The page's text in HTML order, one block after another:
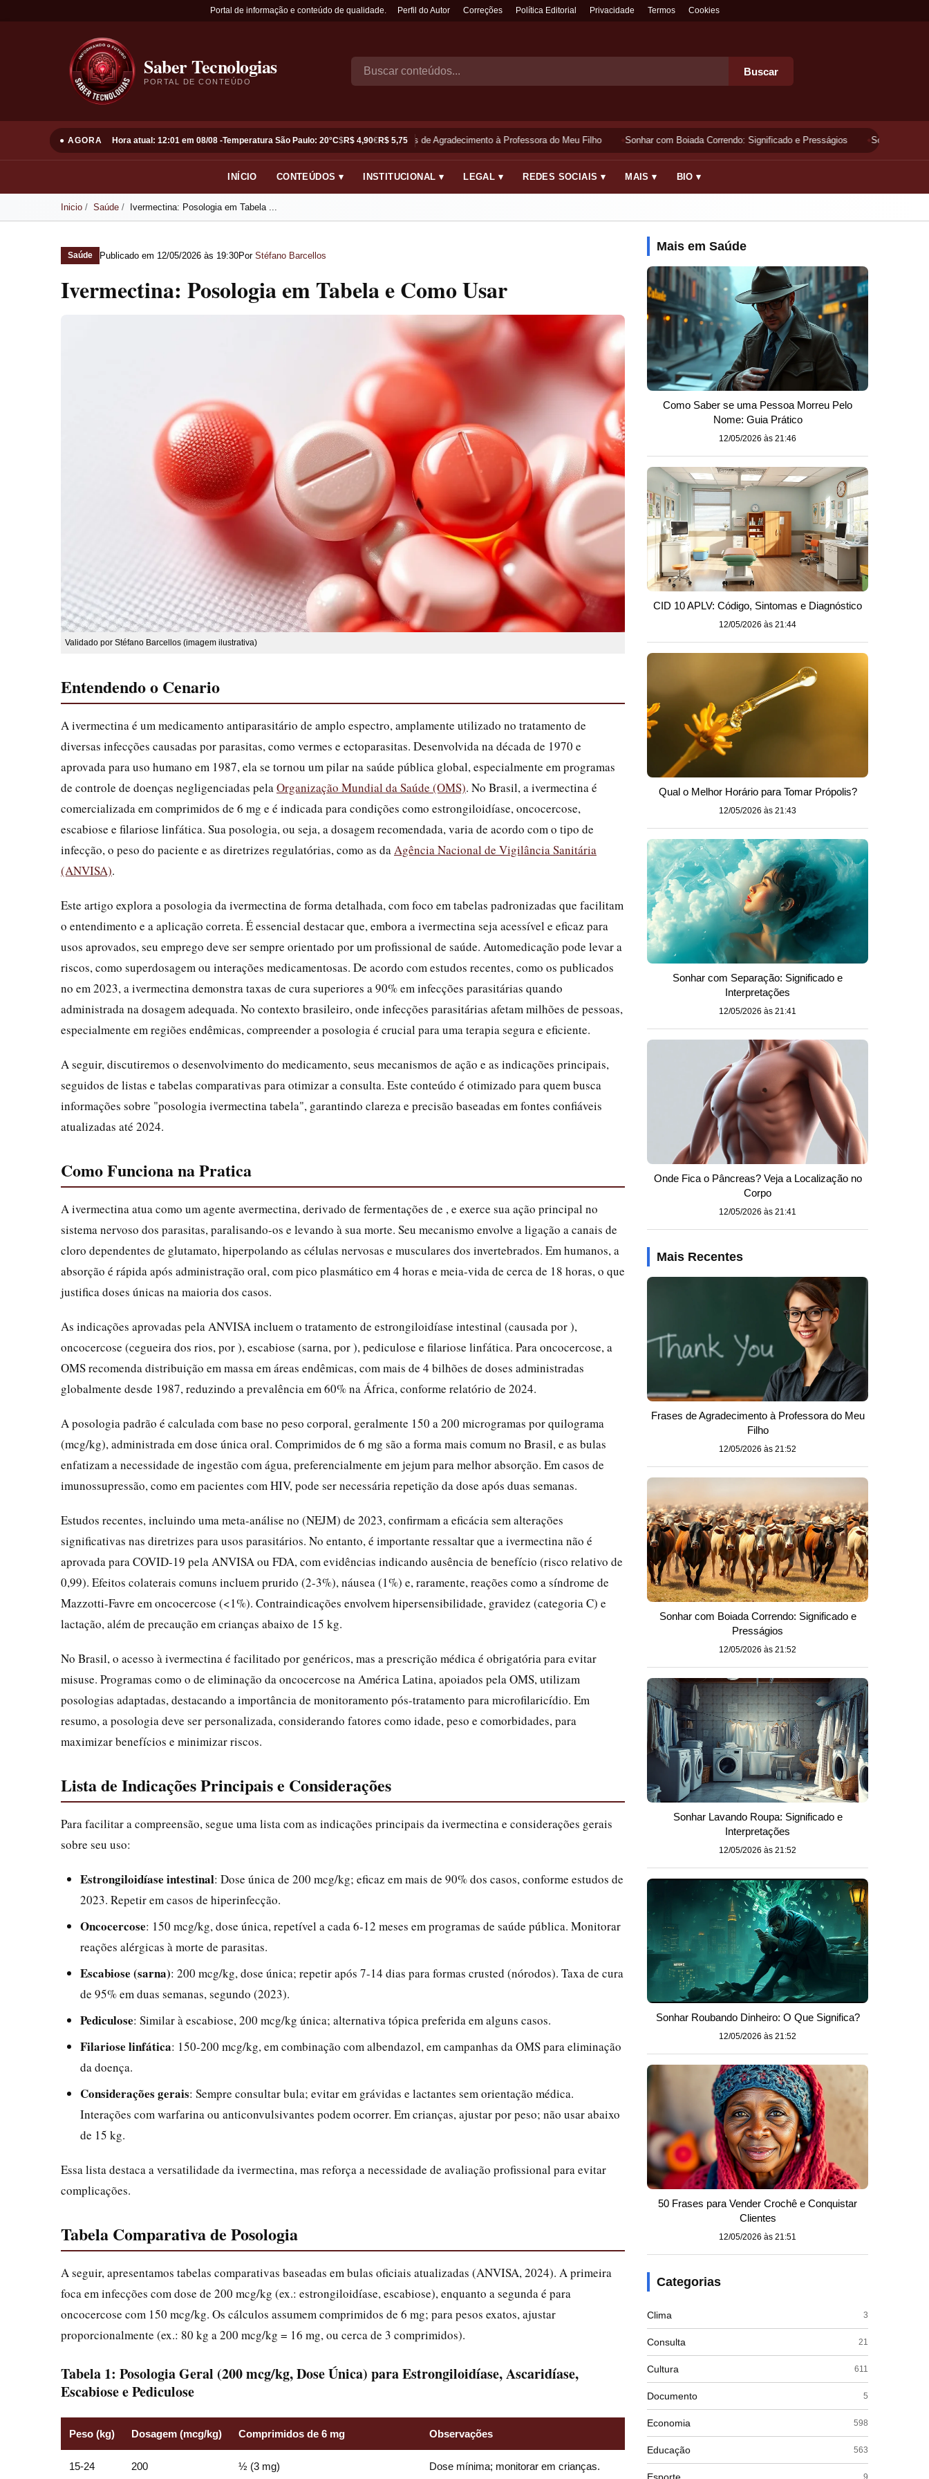
Portal de informação e conteúdo de qualidade. Perfil do Autor Correções Política Editorial Privacidade Termos Cookies
Saber Tecnologias
PORTAL DE CONTEÚDO
Buscar
● AGORA Hora atual: 12:01 em 08/08 -Temperatura São Paulo: 20°C$R$ 4,90€R$ 5,75
Frases de Agradecimento à Professora do Meu Filho Sonhar com Boiada Correndo: Significado e Presságios Sonhar
INÍCIO CONTEÚDOS ▾ INSTITUCIONAL ▾ LEGAL ▾ REDES SOCIAIS ▾ MAIS ▾ BIO ▾
Inicio Saúde Ivermectina: Posologia em Tabela ...
Saúde Publicado em 12/05/2026 às 19:30Por Stéfano Barcellos
Ivermectina: Posologia em Tabela e Como Usar
Validado por Stéfano Barcellos (imagem ilustrativa)
Entendendo o Cenario
A ivermectina é um medicamento antiparasitário de amplo espectro, amplamente utilizado no tratamento de
diversas infecções causadas por parasitas, como vermes e ectoparasitas. Desenvolvida na década de 1970 e
aprovada para uso humano em 1987, ela se tornou um pilar na saúde pública global, especialmente em programas
de controle de doenças negligenciadas pelaOrganização Mundial da Saúde (OMS). No Brasil, a ivermectina é
comercializada em comprimidos de 6 mg e é indicada para condições como estrongiloidíase, oncocercose,
escabiose e filariose linfática. Sua posologia, ou seja, a dosagem recomendada, varia de acordo com o tipo de
infecção, o peso do paciente e as diretrizes regulatórias, como as daAgência Nacional de Vigilância Sanitária
(ANVISA).
Este artigo explora a posologia da ivermectina de forma detalhada, com foco em tabelas padronizadas que facilitam
o entendimento e a aplicação correta. É essencial destacar que, embora a ivermectina seja acessível e eficaz para
usos aprovados, seu emprego deve ser sempre orientado por um profissional de saúde. Automedicação pode levar a
riscos, como superdosagem ou interações medicamentosas. De acordo com estudos recentes, como os publicados
no em 2023, a ivermectina demonstra taxas de cura superiores a 90% em infecções parasitárias quando
administrada na dosagem adequada. No contexto brasileiro, onde infecções parasitárias afetam milhões de pessoas,
especialmente em regiões endêmicas, compreender a posologia é crucial para uma terapia segura e eficiente.
A seguir, discutiremos o desenvolvimento do medicamento, seus mecanismos de ação e as indicações principais,
seguidos de listas e tabelas comparativas para otimizar a consulta. Este conteúdo é otimizado para quem busca
informações sobre "posologia ivermectina tabela", garantindo clareza e precisão baseadas em fontes confiáveis
atualizadas até 2024.
Como Funciona na Pratica
A ivermectina atua como um agente avermectina, derivado de fermentações de , e exerce sua ação principal no
sistema nervoso dos parasitas, paralisando-os e levando à sua morte. Seu mecanismo envolve a ligação a canais de
cloro dependentes de glutamato, hiperpolando as células nervosas e musculares dos invertebrados. Em humanos, a
absorção é rápida após administração oral, com pico plasmático em 4 horas e meia-vida de cerca de 18 horas, o que
justifica doses únicas na maioria dos casos.
As indicações aprovadas pela ANVISA incluem o tratamento de estrongiloidíase intestinal (causada por ),
oncocercose (cegueira dos rios, por ), escabiose (sarna, por ), pediculose e filariose linfática. Para oncocercose, a
OMS recomenda distribuição em massa em áreas endêmicas, com mais de 4 bilhões de doses administradas
globalmente desde 1987, reduzindo a prevalência em 60% na África, conforme relatório de 2024.
A posologia padrão é calculada com base no peso corporal, geralmente 150 a 200 microgramas por quilograma
(mcg/kg), administrada em dose única oral. Comprimidos de 6 mg são a forma mais comum no Brasil, e as bulas
enfatizam a necessidade de ingestão com água, preferencialmente em jejum para melhor absorção. Em casos de
imunossupressão, como em pacientes com HIV, pode ser necessária repetição da dose após duas semanas.
Estudos recentes, incluindo uma meta-análise no (NEJM) de 2023, confirmam a eficácia sem alterações
significativas nas diretrizes para usos parasitários. No entanto, é importante ressaltar que a ivermectina não é
aprovada para COVID-19 pela ANVISA ou FDA, com evidências indicando ausência de benefício (risco relativo de
0,99). Efeitos colaterais comuns incluem prurido (2-3%), náusea (1%) e, raramente, reações como a síndrome de
Mazzotti-Favre em oncocercose (<1%). Contraindicações envolvem hipersensibilidade, gravidez (categoria C) e
lactação, além de precaução em crianças abaixo de 15 kg.
No Brasil, o acesso à ivermectina é facilitado por genéricos, mas a prescrição médica é obrigatória para evitar
misuse. Programas como o de eliminação da oncocercose na América Latina, apoiados pela OMS, utilizam
posologias adaptadas, destacando a importância de monitoramento pós-tratamento para microfilaricídio. Em
resumo, a posologia deve ser personalizada, considerando fatores como idade, peso e comorbidades, para
maximizar benefícios e minimizar riscos.
Lista de Indicações Principais e Considerações
Para facilitar a compreensão, segue uma lista com as indicações principais da ivermectina e considerações gerais
sobre seu uso:
Estrongiloidíase intestinal: Dose única de 200 mcg/kg; eficaz em mais de 90% dos casos, conforme estudos de
2023. Repetir em casos de hiperinfecção.
Oncocercose: 150 mcg/kg, dose única, repetível a cada 6-12 meses em programas de saúde pública. Monitorar
reações alérgicas à morte de parasitas.
Escabiose (sarna): 200 mcg/kg, dose única; repetir após 7-14 dias para formas crusted (nórodos). Taxa de cura
de 95% em duas semanas, segundo (2023).
Pediculose: Similar à escabiose, 200 mcg/kg única; alternativa tópica preferida em alguns casos.
Filariose linfática: 150-200 mcg/kg, em combinação com albendazol, em campanhas da OMS para eliminação
da doença.
Considerações gerais: Sempre consultar bula; evitar em grávidas e lactantes sem orientação médica.
Interações com warfarina ou anticonvulsivantes podem ocorrer. Em crianças, ajustar por peso; não usar abaixo
de 15 kg.
Essa lista destaca a versatilidade da ivermectina, mas reforça a necessidade de avaliação profissional para evitar
complicações.
Tabela Comparativa de Posologia
A seguir, apresentamos tabelas comparativas baseadas em bulas oficiais atualizadas (ANVISA, 2024). A primeira
foca em infecções com dose de 200 mcg/kg (ex.: estrongiloidíase, escabiose), enquanto a segunda é para
oncocercose com 150 mcg/kg. Os cálculos assumem comprimidos de 6 mg; para pesos exatos, ajustar
proporcionalmente (ex.: 80 kg a 200 mcg/kg = 16 mg, ou cerca de 3 comprimidos).
Tabela 1: Posologia Geral (200 mcg/kg, Dose Única) para Estrongiloidíase, Ascaridíase,
Escabiose e Pediculose
Peso (kg) Dosagem (mcg/kg) Comprimidos de 6 mg Observações
15-24 200 ½ (3 mg) Dose mínima; monitorar em crianças.
Mais em Saúde
Como Saber se uma Pessoa Morreu Pelo
Nome: Guia Prático
12/05/2026 às 21:46
CID 10 APLV: Código, Sintomas e Diagnóstico
12/05/2026 às 21:44
Qual o Melhor Horário para Tomar Própolis?
12/05/2026 às 21:43
Sonhar com Separação: Significado e
Interpretações
12/05/2026 às 21:41
Onde Fica o Pâncreas? Veja a Localização no
Corpo
12/05/2026 às 21:41
Mais Recentes
Frases de Agradecimento à Professora do Meu
Filho
12/05/2026 às 21:52
Sonhar com Boiada Correndo: Significado e
Presságios
12/05/2026 às 21:52
Sonhar Lavando Roupa: Significado e
Interpretações
12/05/2026 às 21:52
Sonhar Roubando Dinheiro: O Que Significa?
12/05/2026 às 21:52
50 Frases para Vender Crochê e Conquistar
Clientes
12/05/2026 às 21:51
Categorias
Clima 3
Consulta 21
Cultura 611
Documento 5
Economia 598
Educação 563
9